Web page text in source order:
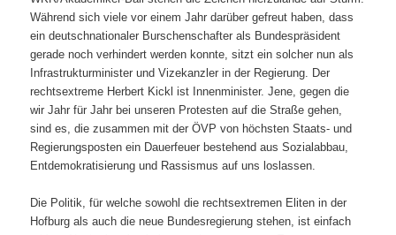
Während sich viele vor einem Jahr darüber gefreut haben, dass
ein deutschnationaler Burschenschafter als Bundespräsident
gerade noch verhindert werden konnte, sitzt ein solcher nun als
Infrastrukturminister und Vizekanzler in der Regierung. Der
rechtsextreme Herbert Kickl ist Innenminister. Jene, gegen die
wir Jahr für Jahr bei unseren Protesten auf die Straße gehen,
sind es, die zusammen mit der ÖVP von höchsten Staats- und
Regierungsposten ein Dauerfeuer bestehend aus Sozialabbau,
Entdemokratisierung und Rassismus auf uns loslassen.
Die Politik, für welche sowohl die rechtsextremen Eliten in der
Hofburg als auch die neue Bundesregierung stehen, ist einfach